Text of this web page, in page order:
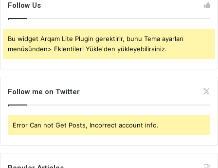
Follow Us
Bu widget Arqam Lite Plugin gerektirir, bunu Tema ayarları
menüsünden> Eklentileri Yükle'den yükleyebilirsiniz.
Follow me on Twitter
Error Can not Get Posts, Incorrect account info.